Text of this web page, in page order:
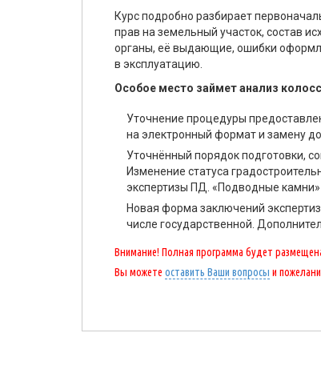
Курс подробно разбирает
прав на земельный участок, состав
органы, её выдающие, ошибки
в эксплуатацию.
Особое место займет анализ
Уточнение процедуры
на электронный формат и замену
Уточнённый порядок подготовки,
Изменение статуса
экспертизы ПД. «Подводные
Новая форма заключений
числе государственной.
Внимание! Полная программа будет
Вы можете оставить Ваши вопросы и